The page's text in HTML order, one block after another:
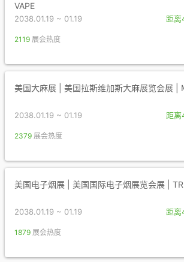
VAPE
2038.01.19 ~ 01.19 距
2119 展会热度
美国大麻展 | 美国拉斯维加斯大麻展览会展 |
2038.01.19 ~ 01.19 距
2379 展会热度
美国电子烟展 | 美国国际电子烟展览会展 |
2038.01.19 ~ 01.19 距
1879 展会热度